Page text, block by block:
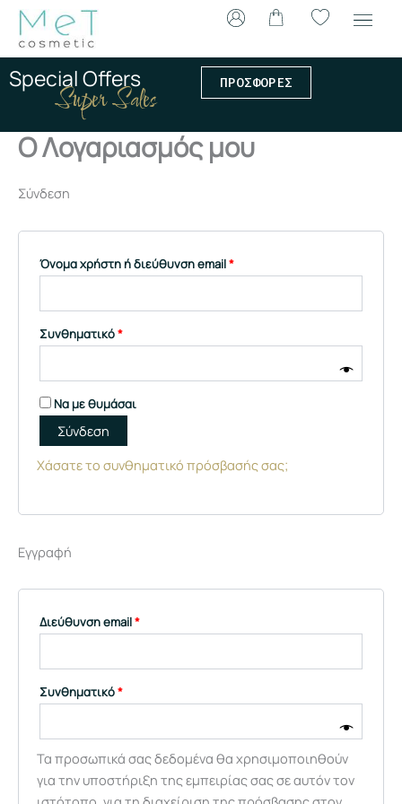
Μετάβαση
στο
περιεχόμενο
Special Offers
Super Sales ΠΡΟΣΦΟΡΕΣ
Ο Λογαριασμός μου
Σύνδεση
Όνομα χρήστη ή διεύθυνση email*
Απαιτείται
Συνθηματικό*
Να με θυμάσαι
Σύνδεση
Χάσατε το συνθηματικό πρόσβασής σας;
Εγγραφή
Διεύθυνση email*
Συνθηματικό*
Τα προσωπικά σας δεδομένα θα χρησιμοποιηθούν
για την υποστήριξη της εμπειρίας σας σε αυτόν τον